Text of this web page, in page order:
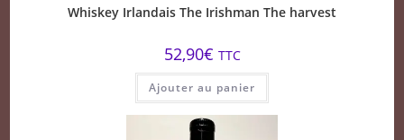
Whiskey Irlandais The Irishman The harvest
52,90€ TTC
Ajouter au panier